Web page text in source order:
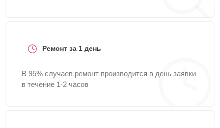
Ремонт за 1 день
В 95% случаев ремонт производится в день заявки
в течение 1-2 часов